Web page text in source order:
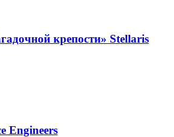
крепости» Stellaris
Engineers